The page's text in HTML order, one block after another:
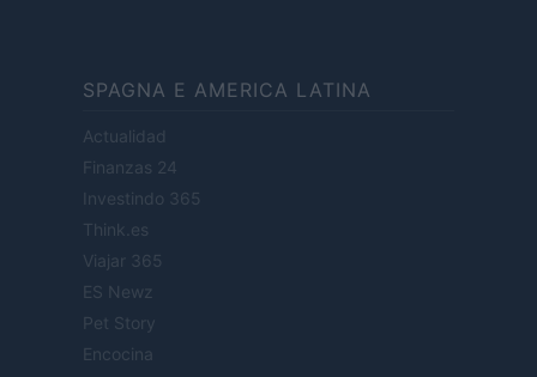
SPAGNA E AMERICA LATINA
Actualidad
Finanzas 24
Investindo 365
Think.es
Viajar 365
ES Newz
Pet Story
Encocina